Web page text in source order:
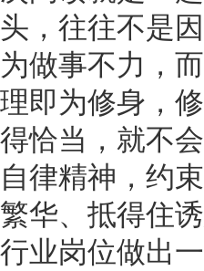
头，往往不是
为做事不力，
理即为修身，
得恰当，就不
自律精神，约
繁华、抵得住
行业岗位做出一